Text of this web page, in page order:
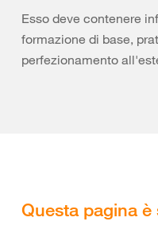
Esso deve contenere
formazione di base,
perfezionamento
Questa pagina è